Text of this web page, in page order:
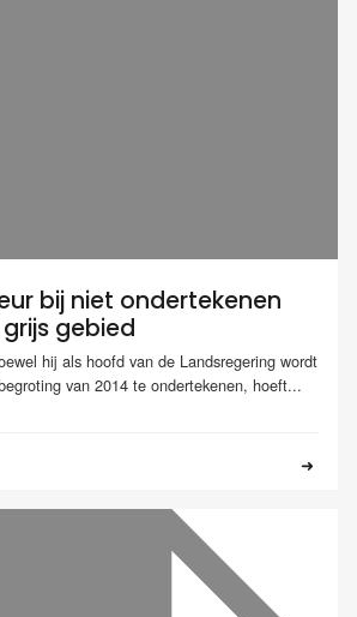
bij niet ondertekenen
gebied
hij als hoofd van de Landsregering wordt
van 2014 te ondertekenen, hoeft...